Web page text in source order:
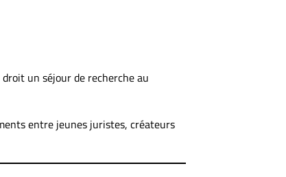
un séjour de recherche au
entre jeunes juristes, créateurs